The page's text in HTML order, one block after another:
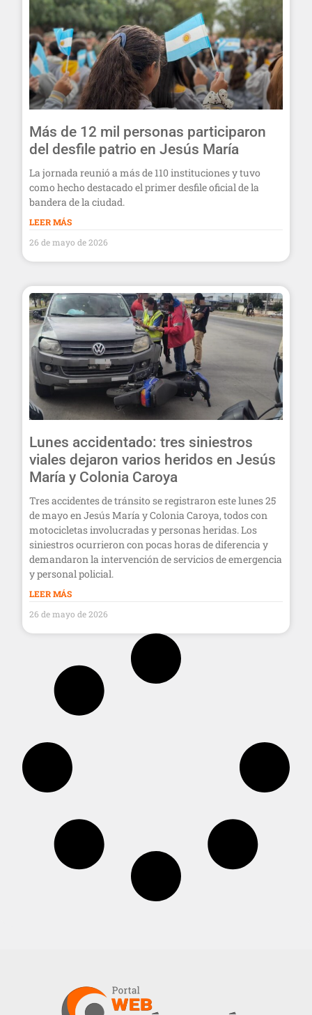
Más de 12 mil personas participaron
del desfile patrio en Jesús María
La jornada reunió a más de 110 instituciones y tuvo
como hecho destacado el primer desfile oficial de la
bandera de la ciudad.
LEER MÁS
26 de mayo de 2026
Lunes accidentado: tres siniestros
viales dejaron varios heridos en Jesús
María y Colonia Caroya
Tres accidentes de tránsito se registraron este lunes 25
de mayo en Jesús María y Colonia Caroya, todos con
motocicletas involucradas y personas heridas. Los
siniestros ocurrieron con pocas horas de diferencia y
demandaron la intervención de servicios de emergencia
y personal policial.
LEER MÁS
26 de mayo de 2026